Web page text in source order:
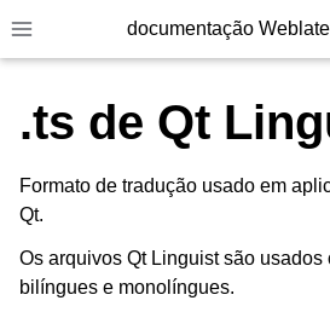
Toggle site navigation sidebar
documentação
.ts de Qt
Formato de tradução usado em
Qt.
Os arquivos Qt Linguist são usados
bilíngues e monolíngues.